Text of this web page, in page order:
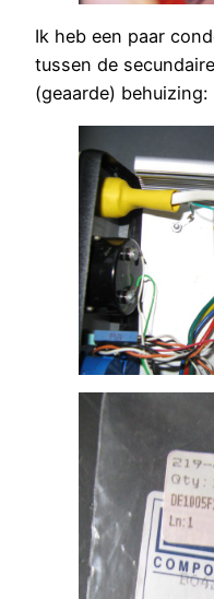
Ik heb een paar
tussen de
(geaarde) behuizing: